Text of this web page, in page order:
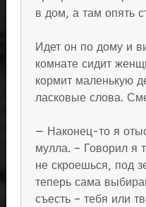
в дом, а там опять
Идет он по дому и
комнате сидит
кормит маленькую
ласковые слова.
— Наконец-то я
мулла. – Говорил я
не скроешься, под
теперь сама
съесть – тебя или